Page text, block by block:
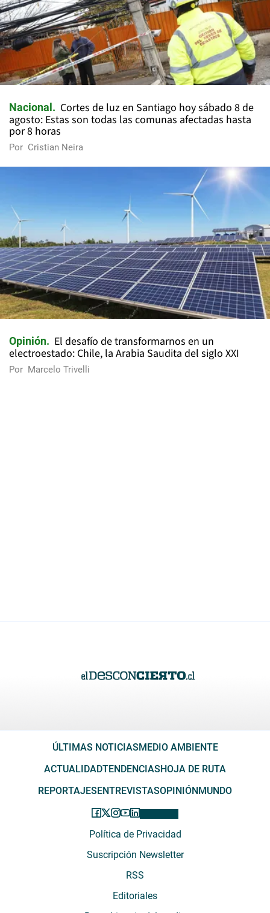
Nacional
Cortes de luz en Santiago hoy sábado 8 de
agosto: Estas son todas las comunas afectadas hasta
por 8 horas
Por Cristian Neira
Opinión
El desafío de transformarnos en un
electroestado: Chile, la Arabia Saudita del siglo XXI
Por Marcelo Trivelli
ÚLTIMAS NOTICIASMEDIO AMBIENTE
ACTUALIDADTENDENCIASHOJA DE RUTA
REPORTAJESENTREVISTASOPINIÓNMUNDO
Política de Privacidad
Suscripción Newsletter
RSS
Editoriales